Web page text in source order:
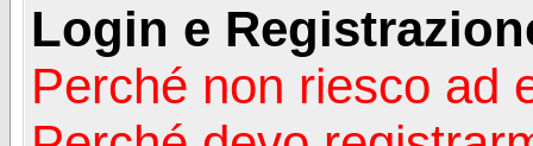
Login e
Perché non riesco ad